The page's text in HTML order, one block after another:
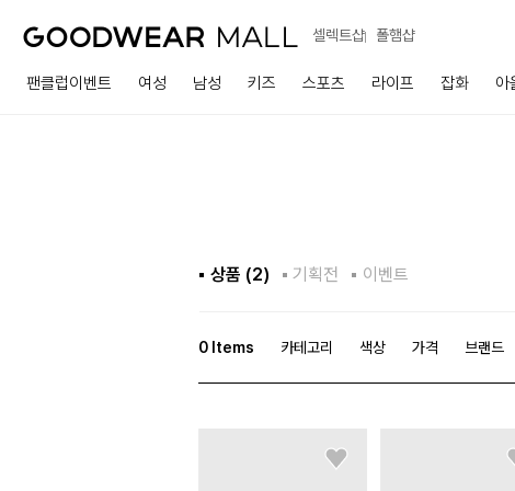
셀렉트샵 폴햄샵
팬클럽이벤트 여성 남성 키즈 스포츠 라이프 잡화 아
상품 (2) 기획전 이벤트
0 Items 카테고리 색상 가격 브랜드